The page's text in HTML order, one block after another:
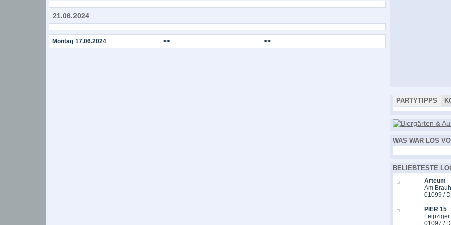
21.06.2024
Montag 17.06.2024 << >>
PARTYTIPPS
WAS WAR LOS
BELIEBTESTE
Arteum
Am
01099 /
PIER 15
01097 /